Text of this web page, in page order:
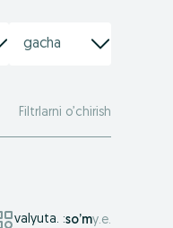
Filtrlarni o’chirish
valyuta. :so’mу.е.